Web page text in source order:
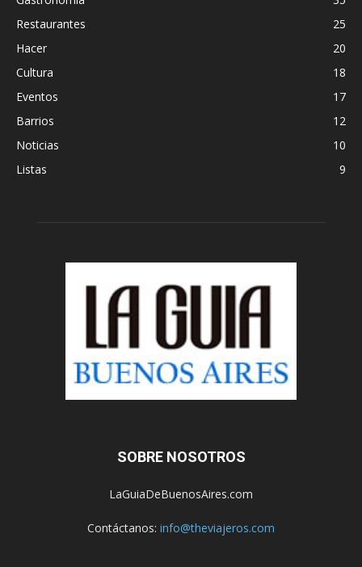
Restaurantes
25
Hacer
20
Cultura
18
Eventos
17
Barrios
12
Noticias
10
Listas
9
SOBRE NOSOTROS
LaGuiaDeBuenosAires.com
Contáctanos: info@theviajeros.com